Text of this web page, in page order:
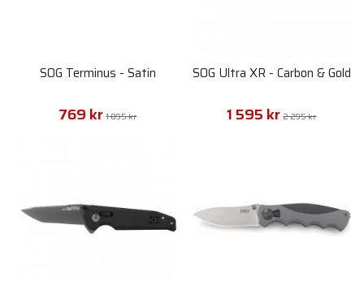
SOG Terminus - Satin
769 kr 1 095 kr
SOG Ultra XR - Carbon & Gold
1 595 kr 2 295 kr